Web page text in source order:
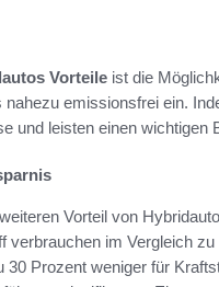
Vorteile ist die
emissionsfrei ein.
und leisten einen wichtigen
Vorteil von
verbrauchen im Vergleich
Prozent weniger für